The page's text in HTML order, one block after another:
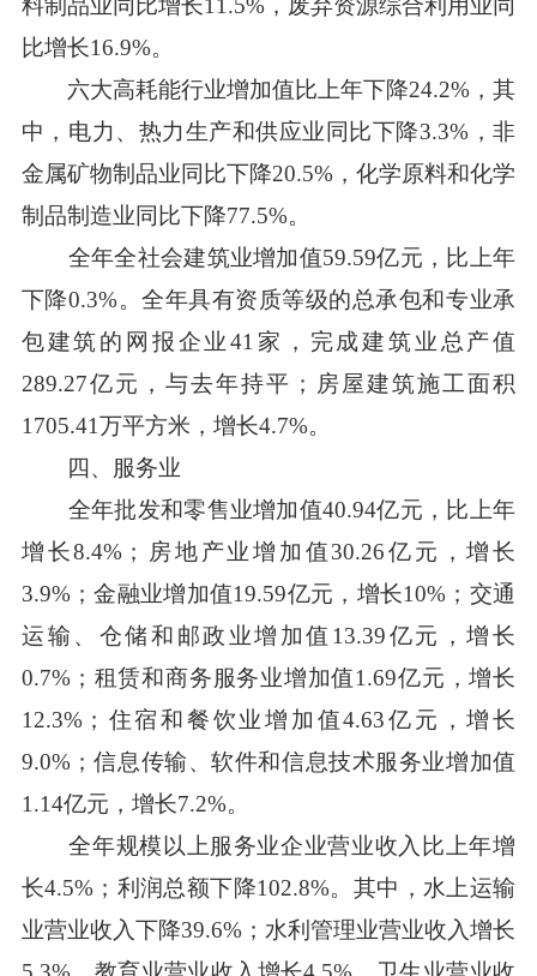
料制品业同比增长11.5%，废弃资源综合利用业同
比增长16.9%。
六大高耗能行业增加值比上年下降24.2%，其
中，电力、热力生产和供应业同比下降3.3%，非
金属矿物制品业同比下降20.5%，化学原料和化学
制品制造业同比下降77.5%。
全年全社会建筑业增加值59.59亿元，比上年
下降0.3%。全年具有资质等级的总承包和专业承
包建筑的网报企业41家，完成建筑业总产值
289.27亿元，与去年持平；房屋建筑施工面积
1705.41万平方米，增长4.7%。
四、服务业
全年批发和零售业增加值40.94亿元，比上年
增长8.4%；房地产业增加值30.26亿元，增长
3.9%；金融业增加值19.59亿元，增长10%；交通
运输、仓储和邮政业增加值13.39亿元，增长
0.7%；租赁和商务服务业增加值1.69亿元，增长
12.3%；住宿和餐饮业增加值4.63亿元，增长
9.0%；信息传输、软件和信息技术服务业增加值
1.14亿元，增长7.2%。
全年规模以上服务业企业营业收入比上年增
长4.5%；利润总额下降102.8%。其中，水上运输
业营业收入下降39.6%；水利管理业营业收入增长